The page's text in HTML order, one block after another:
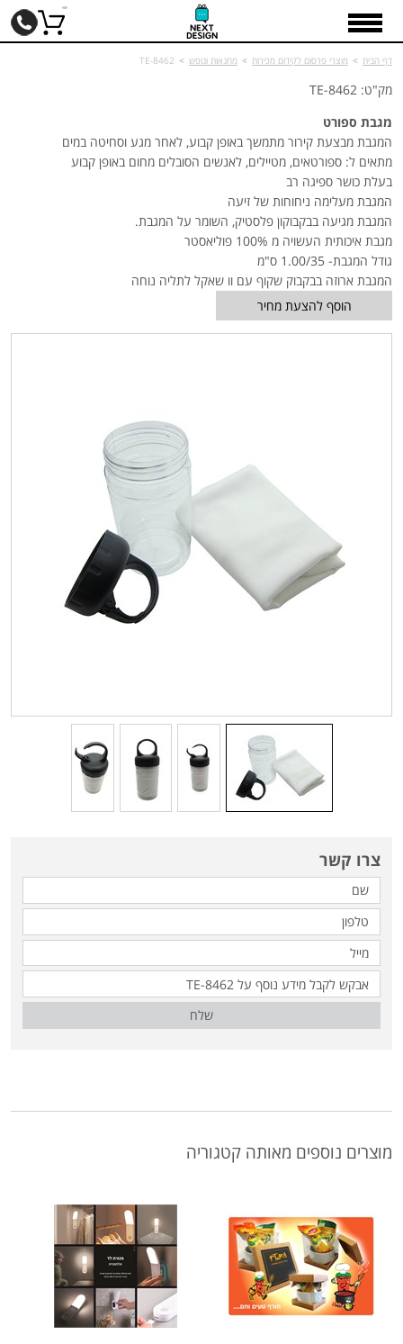
דף הבית > מוצרי פרסום לקידום מכירות > מחנאות ונופש >
TE-8462
מק"ט: TE-8462
מגבת ספורט
המגבת מבצעת קירור מתמשך באופן קבוע, לאחר מגע וסחיטה במים
מתאים ל: ספורטאים, מטיילים, לאנשים הסובלים מחום באופן קבוע
בעלת כושר ספיגה רב
המגבת מעלימה ניחוחות של זיעה
המגבת מגיעה בבקבוקון פלסטיק, השומר על המגבת.
מגבת איכותית העשויה מ 100% פוליאסטר
גודל המגבת- 1.00/35 ס"מ
המגבת ארוזה בבקבוק שקוף עם וו שאקל לתליה נוחה
הוסף להצעת מחיר
צרו קשר
שלח
מוצרים נוספים מאותה קטגוריה